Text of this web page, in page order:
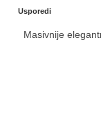
Usporedi
Masivnije